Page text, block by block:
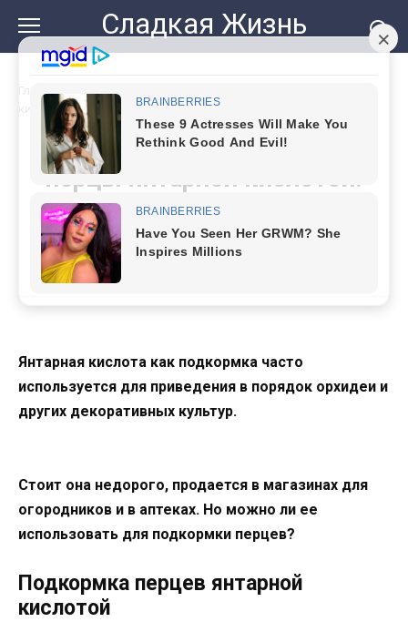
контенту
Сладкая Жизнь
кислотой: мало кто знает правильный ответ
Можно ли подкармливать
перцы янтарной кислотой:
мало кто знает правильный
ответ
Янтарная кислота как подкормка часто
используется для приведения в порядок орхидеи и
других декоративных культур.
Стоит она недорого, продается в магазинах для
огородников и в аптеках. Но можно ли ее
использовать для подкормки перцев?
Подкормка перцев янтарной
кислотой